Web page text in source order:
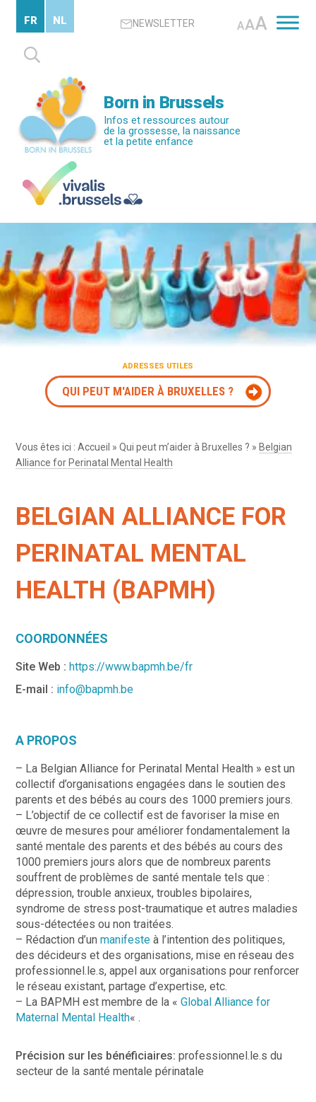
contenu
principal
NEWSLETTER AAA
Rechercher :
FR NL
Born in Brussels
Infos et ressources autour
de la grossesse, la naissance
et la petite enfance
ADRESSES UTILES
QUI PEUT M'AIDER À BRUXELLES ?
Vous êtes ici :Accueil »Qui peut m’aider à Bruxelles ? » Belgian
Alliance for Perinatal Mental Health
BELGIAN ALLIANCE FOR
PERINATAL MENTAL
HEALTH (BAPMH)
COORDONNÉES
Site Web : https://www.bapmh.be/fr
E-mail : info@bapmh.be
A PROPOS
– La Belgian Alliance for Perinatal Mental Health » est un
collectif d’organisations engagées dans le soutien des
parents et des bébés au cours des 1000 premiers jours.
– L’objectif de ce collectif est de favoriser la mise en
œuvre de mesures pour améliorer fondamentalement la
santé mentale des parents et des bébés au cours des
1000 premiers jours alors que de nombreux parents
souffrent de problèmes de santé mentale tels que :
dépression, trouble anxieux, troubles bipolaires,
syndrome de stress post-traumatique et autres maladies
sous-détectées ou non traitées.
– Rédaction d’unmanifeste à l’intention des politiques,
des décideurs et des organisations, mise en réseau des
professionnel.le.s, appel aux organisations pour renforcer
le réseau existant, partage d’expertise, etc.
– La BAPMH est membre de la «Global Alliance for
Maternal Mental Health« .
Précision sur les bénéficiaires:professionnel.le.s du
secteur de la santé mentale périnatale